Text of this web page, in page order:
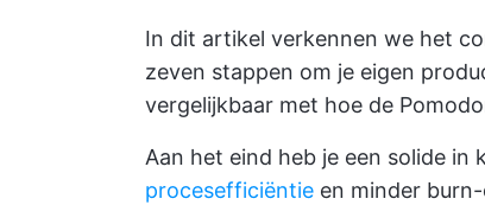
In dit artikel verkennen we het
zeven stappen om je eigen
vergelijkbaar met hoe de
Aan het eind heb je een solide in
procesefficiëntie en minder